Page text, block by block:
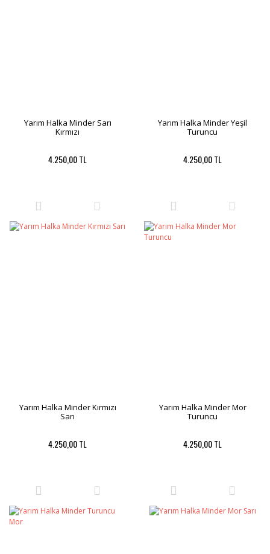
Yarım Halka Minder Sarı
Kırmızı
4.250,00 TL
Yarım Halka Minder Yeşil
Turuncu
4.250,00 TL
Yarım Halka Minder Kırmızı
Sarı
4.250,00 TL
Yarım Halka Minder Mor
Turuncu
4.250,00 TL